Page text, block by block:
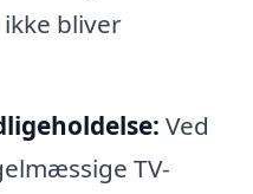
bliver
Ved
TV-